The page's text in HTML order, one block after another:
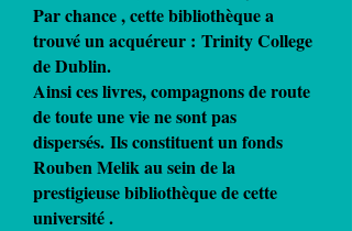
Par chance , cette bibliothèque a
trouvé un acquéreur : Trinity College
de Dublin.
Ainsi ces livres, compagnons de route
de toute une vie ne sont pas
dispersés. Ils constituent unfonds
Rouben Melikau sein de la
prestigieuse bibliothèque de cette
université .